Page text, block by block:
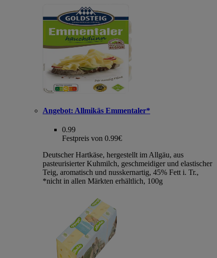
Angebot: Allmikäs Emmentaler*
0.99
Festpreis von 0.99€
Deutscher Hartkäse, hergestellt im Allgäu, aus
pasteurisierter Kuhmilch, geschmeidiger und elastischer
Teig, aromatisch und nusskernartig, 45% Fett i. Tr.,
*nicht in allen Märkten erhältlich, 100g